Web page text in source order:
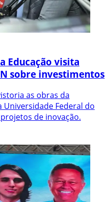
Educação visita
sobre investimentos
as obras da
Universidade Federal do
de inovação.